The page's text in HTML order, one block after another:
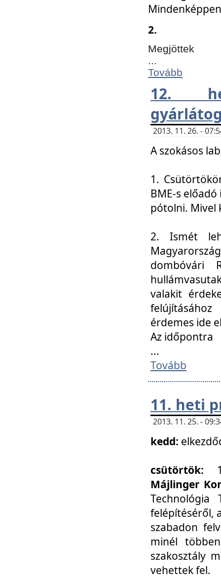
2.
Megjöttek
...
Tovább
12.
2013. 11. 26. -
A szokásos
1.
BME-s
pótolni. Mivel
2. Ismét
dombóvári
valakit
érdemes ide
Az időpontra
...
Tovább
11. heti
2013. 11. 25. -
kedd:
csütörtök:
Májlinger
Technológia
felépítéséről,
szabadon
minél
szakosztály
vehettek fel.